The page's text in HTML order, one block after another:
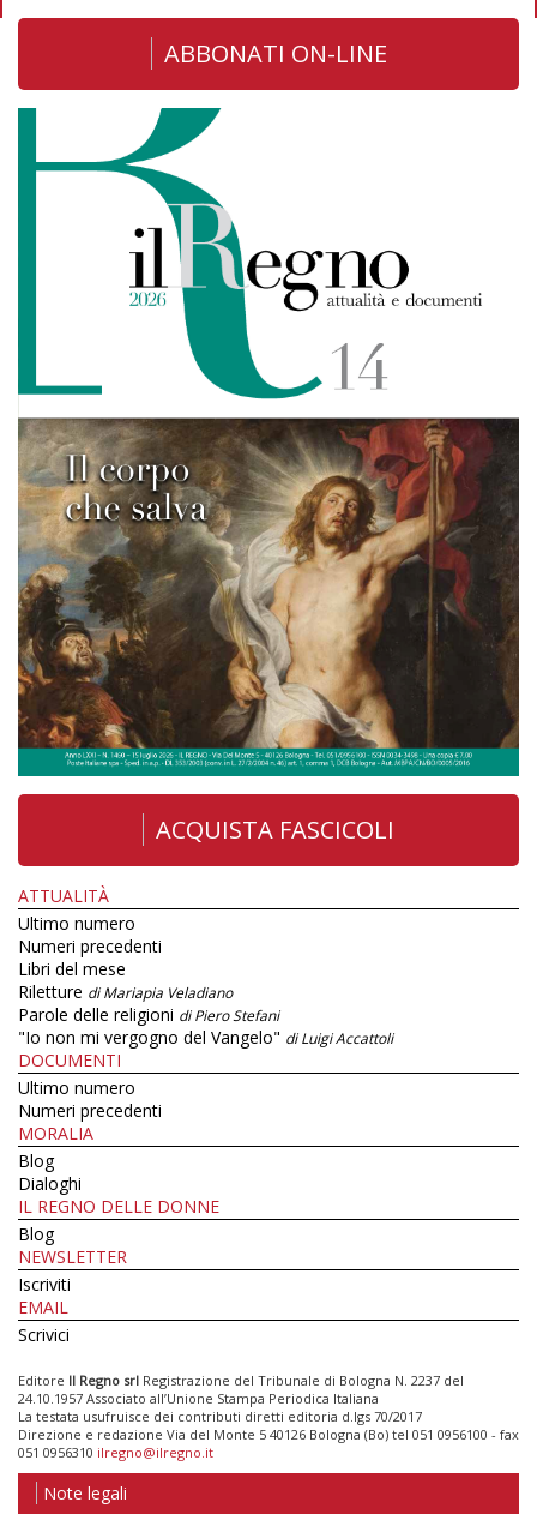
ABBONATI ON-LINE
ACQUISTA FASCICOLI
ATTUALITÀ
Ultimo numero
Numeri precedenti
Libri del mese
Riletture di Mariapia Veladiano
Parole delle religioni di Piero Stefani
"Io non mi vergogno del Vangelo" di Luigi Accattoli
DOCUMENTI
Ultimo numero
Numeri precedenti
MORALIA
Blog
Dialoghi
IL REGNO DELLE DONNE
Blog
NEWSLETTER
Iscriviti
EMAIL
Scrivici
Editore Il Regno srl Registrazione del Tribunale di Bologna N. 2237 del
24.10.1957 Associato all’Unione Stampa Periodica Italiana
La testata usufruisce dei contributi diretti editoria d.lgs 70/2017
Direzione e redazione Via del Monte 5 40126 Bologna (Bo) tel 051 0956100 - fax
051 0956310 ilregno@ilregno.it
Note legali